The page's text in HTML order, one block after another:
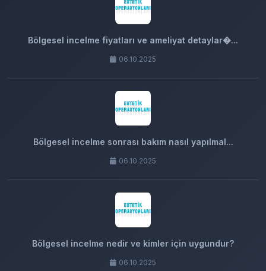
Bölgesel incelme fiyatları ve ameliyat detaylar�...
06.10.2025
Bölgesel incelme sonrası bakım nasıl yapılmal...
06.10.2025
Bölgesel incelme nedir ve kimler için uygundur?
06.10.2025